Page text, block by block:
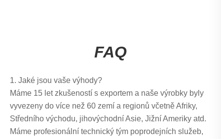
FAQ
1. Jaké jsou vaše výhody?
Máme 15 let zkušeností s exportem a naše výrobky byly
vyvezeny do více než 60 zemí a regionů včetně Afriky,
Středního východu, jihovýchodní Asie, Jižní Ameriky atd.
Máme profesionální technický tým poprodejních služeb,